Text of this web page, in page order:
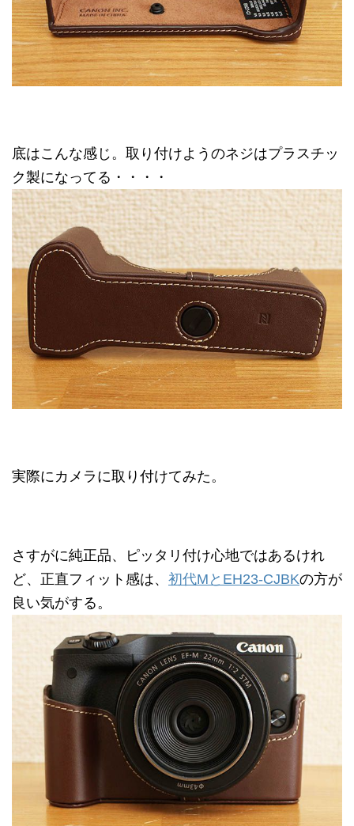
底はこんな感じ。取り付けようのネジはプラスチッ
ク製になってる・・・・
実際にカメラに取り付けてみた。
さすがに純正品、ピッタリ付け心地ではあるけれ
ど、正直フィット感は、 初代MとEH23-CJBKの方が
良い気がする。